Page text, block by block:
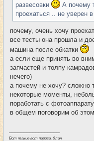
развесовки
А почему
проехаться .. не уверен
почему, очень хочу
все тесты она прошла и
машина после обкатки
а если еще принять во
запчастей и толпу
нечего)
а почему не хочу? сложно
некоторые моменты,
поработать с
в общем поговорим об
Вот такие вот пироги, блин